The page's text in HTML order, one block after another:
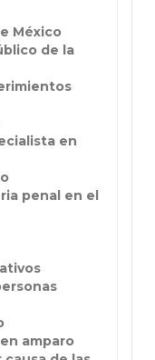
México
de la
en
penal en el
amparo